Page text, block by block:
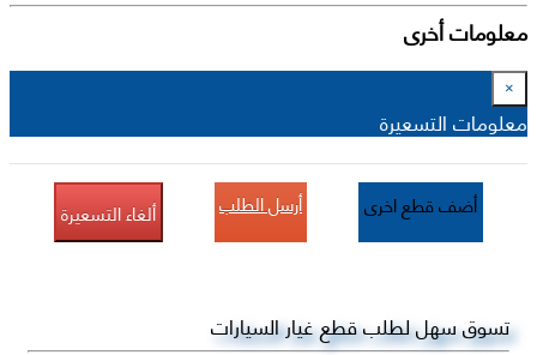
معلومات أخرى
×
معلومات التسعيرة
أضف قطع اخرى أرسل الطلب ألغاء التسعيرة
تسوق سهل لطلب قطع غيار السيارات